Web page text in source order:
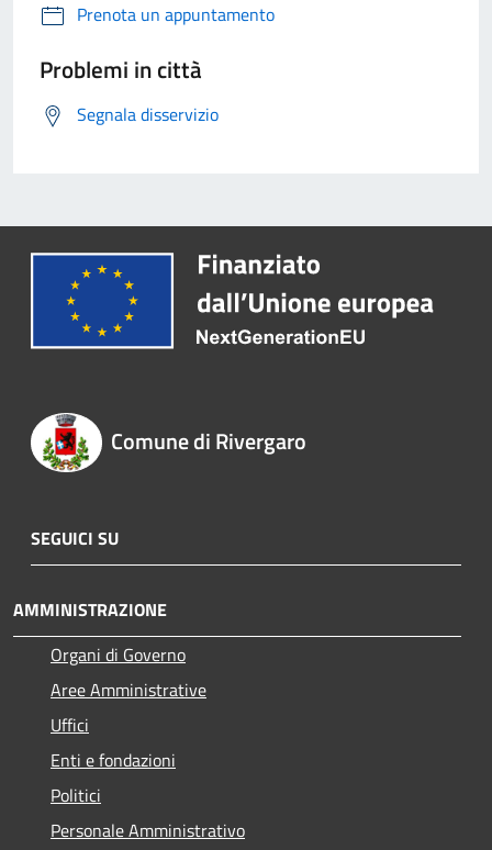
Prenota un appuntamento
Problemi in città
Segnala disservizio
Comune di Rivergaro
SEGUICI SU
AMMINISTRAZIONE
Organi di Governo
Aree Amministrative
Uffici
Enti e fondazioni
Politici
Personale Amministrativo